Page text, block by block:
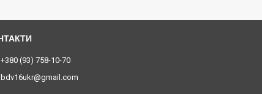
+380 (93) 758-10-70
bdv16ukr@gmail.com